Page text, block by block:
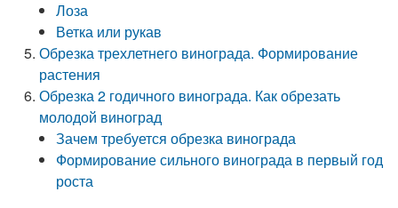
Лоза
Ветка или рукав
Обрезка трехлетнего винограда. Формирование
растения
Обрезка 2 годичного винограда. Как обрезать
молодой виноград
Зачем требуется обрезка винограда
Формирование сильного винограда в первый год
роста